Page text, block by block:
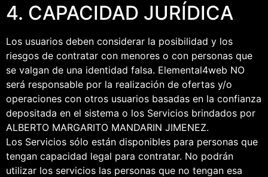
4. CAPACIDAD JURÍDICA
Los usuarios deben considerar la posibilidad y los
riesgos de contratar con menores o con personas que
se valgan de una identidad falsa. Elemental4web NO
será responsable por la realización de ofertas y/o
operaciones con otros usuarios basadas en la confianza
depositada en el sistema o los Servicios brindados por
ALBERTO MARGARITO MANDARIN JIMENEZ.
Los Servicios sólo están disponibles para personas que
tengan capacidad legal para contratar. No podrán
utilizar los servicios las personas que no tengan esa